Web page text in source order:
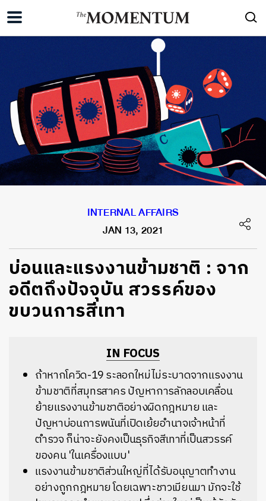
INTERNAL AFFAIRS
JAN 13, 2021
บ่อนและแรงงานข้ามชาติ : จาก
อดีตถึงปัจจุบัน สวรรค์ของ
ขบวนการสีเทา
IN FOCUS
ถ้าหากโควิด-19 ระลอกใหม่ไม่ระบาดจากแรงงาน
ข้ามชาติที่สมุทรสาคร ปัญหาการลักลอบเคลื่อน
ย้ายแรงงานข้ามชาติอย่างผิดกฎหมาย และ
ปัญหาบ่อนการพนันที่เปิดเย้ยอำนาจเจ้าหน้าที่
ตำรวจ ก็น่าจะยังคงเป็นธุรกิจสีเทาที่เป็นสวรรค์
ของคน 'ในเครื่องแบบ'
แรงงานข้ามชาติส่วนใหญ่ที่ได้รับอนุญาตทำงาน
อย่างถูกกฎหมาย โดยเฉพาะชาวเมียนมา มักจะใช้